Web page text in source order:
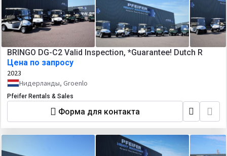
BRINGO DG-C2 Valid Inspection, *Guarantee! Dutch R
Цена по запросу
2023
Нидерланды, Groenlo
Pfeifer Rentals & Sales
Форма для контакта